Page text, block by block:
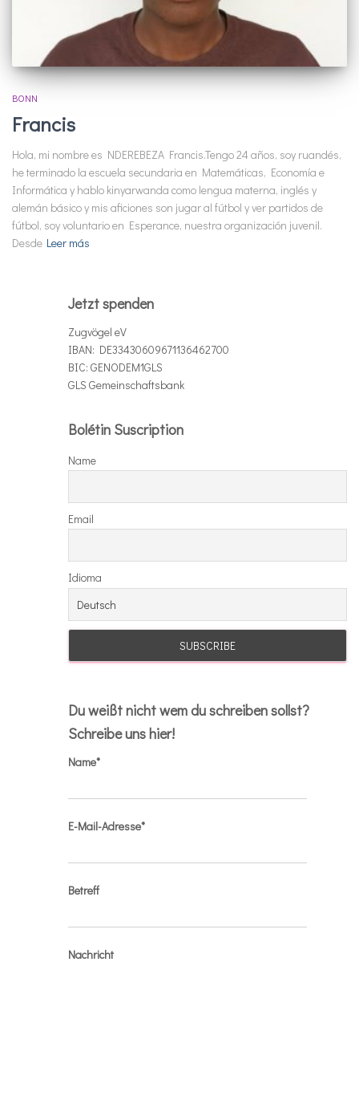
BONN
Francis
Hola, mi nombre es NDEREBEZA Francis.Tengo 24 años, soy ruandés,
he terminado la escuela secundaria en Matemáticas, Economía e
Informática y hablo kinyarwanda como lengua materna, inglés y
alemán básico y mis aficiones son jugar al fútbol y ver partidos de
fútbol, soy voluntario en Esperance, nuestra organización juvenil.
Desde Leer más
Jetzt spenden
Zugvögel eV
IBAN: DE33430609671136462700
BIC: GENODEM1GLS
GLS Gemeinschaftsbank
Bolétin Suscription
Name
Email
Idioma
Du weißt nicht wem du schreiben sollst?
Schreibe uns hier!
Name*
E-Mail-Adresse*
Betreff
Nachricht